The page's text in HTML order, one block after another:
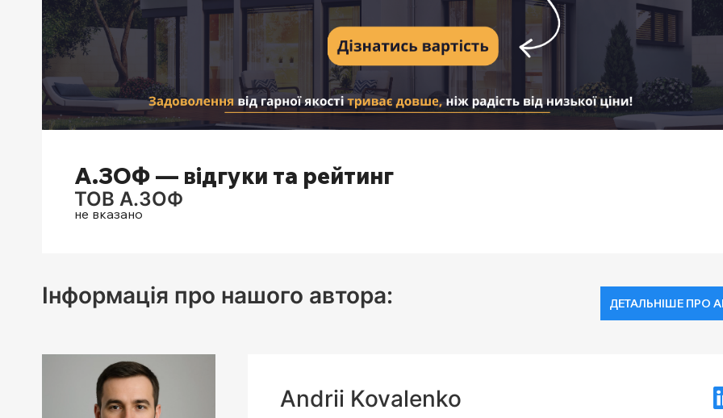
А.ЗОФ — відгуки та рейтинг
ТОВ А.ЗОФ
не вказано
Інформація про нашого автора: ДЕТАЛЬНІШЕ ПРО
Andrii Kovalenko